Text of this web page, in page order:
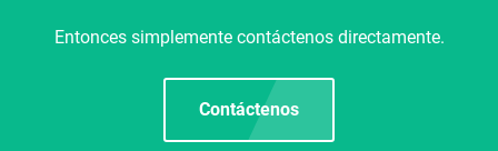
Entonces simplemente contáctenos directamente.
Contáctenos